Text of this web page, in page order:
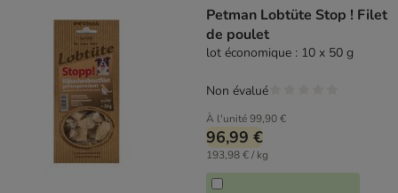
Petman Lobtüte Stop ! Filet
de poulet
lot économique : 10 x 50 g
À l'unité99,90 €
96,99 €
193,98 € / kg
Non évalué